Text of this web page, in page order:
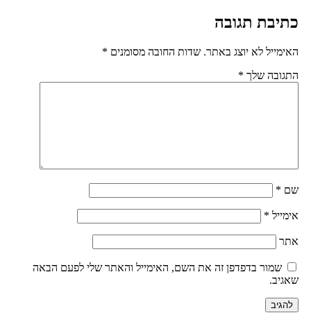
כתיבת תגובה
האימייל לא יוצג באתר. שדות החובה מסומנים *
התגובה שלך *
שם *
אימייל *
אתר
שמור בדפדפן זה את השם, האימייל והאתר שלי לפעם הבאה
שאגיב.